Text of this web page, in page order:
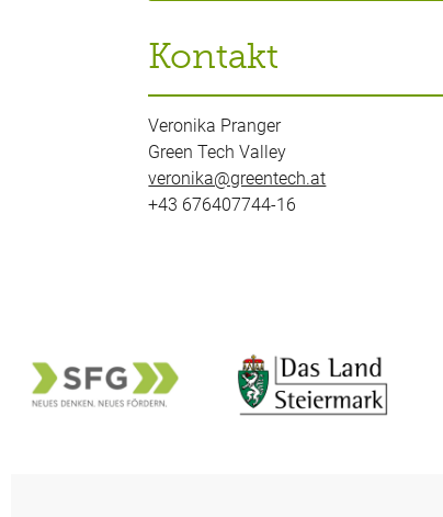
Kontakt
Veronika Pranger
Green Tech Valley
veronika@greentech.at
+43 676407744-16